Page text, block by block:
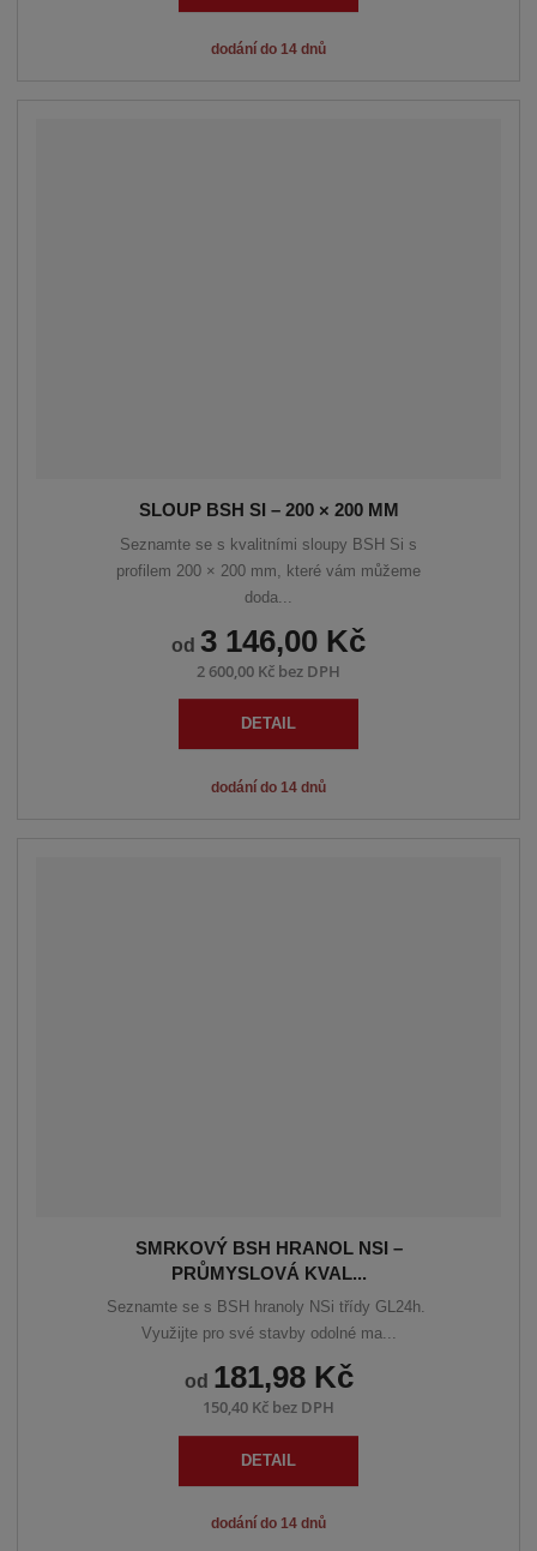
dodání do 14 dnů
SLOUP BSH SI – 200 × 200 MM
od 3 146,00 Kč
2 600,00 Kč bez DPH
DETAIL
dodání do 14 dnů
Seznamte se s kvalitními sloupy BSH Si s
profilem 200 × 200 mm, které vám můžeme
doda...
SMRKOVÝ BSH HRANOL NSI –
PRŮMYSLOVÁ KVAL...
od 181,98 Kč
150,40 Kč bez DPH
DETAIL
dodání do 14 dnů
Seznamte se s BSH hranoly NSi třídy GL24h.
Využijte pro své stavby odolné ma...